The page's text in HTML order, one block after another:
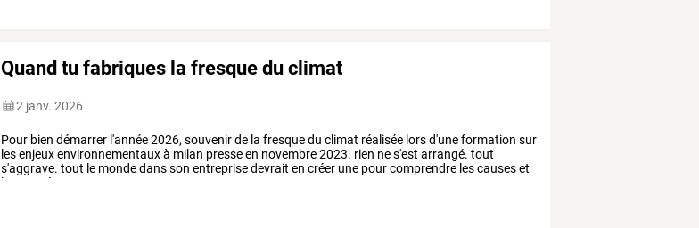
Quand tu fabriques la fresque du climat
2 janv. 2026
Pour bien démarrer l'année2026, souvenirde la fresquedu climat réalisée lorsd'uneformation sur
lesenjeuxenvironnementauxà milan presseen novembre2023. rien nes'est arrangé. tout
s'aggrave. tout le mondedansson entreprisedevrait en créer une pourcomprendre lescauseset
les
conséquences